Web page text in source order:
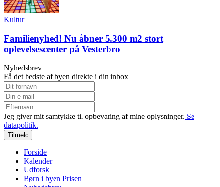
Kultur
Familienyhed! Nu åbner 5.300 m2 stort
oplevelsescenter på Vesterbro
Nyhedsbrev
Få det bedste af byen direkte i din inbox
Jeg giver mit samtykke til opbevaring af mine oplysninger. Se
datapolitik.
Tilmeld
Forside
Kalender
Udforsk
Børn i byen Prisen